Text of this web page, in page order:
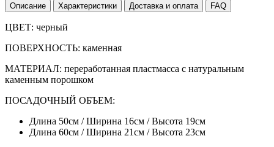
Описание Характеристики Доставка и оплата FAQ
ЦВЕТ: черный
ПОВЕРХНОСТЬ: каменная
МАТЕРИАЛ: переработанная пластмасса с натуральным
каменным порошком
ПОСАДОЧНЫЙ ОБЪЕМ:
Длина 50см / Ширина 16см / Высота 19см
Длина 60см / Ширина 21см / Высота 23см